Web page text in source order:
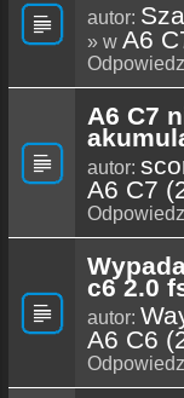
autor:
» w A6
A6 C7
autor:
A6 C7
c6 2.0
autor:
A6 C6